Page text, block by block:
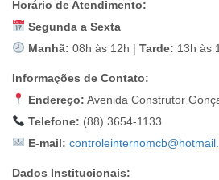
Horário de Atendimento:
Segunda a Sexta
Manhã: 08h às 12h | Tarde: 13h às
Informações de Contato:
Endereço: Avenida Construtor
Telefone: (88) 3654-1133
E-mail:
Dados Institucionais: